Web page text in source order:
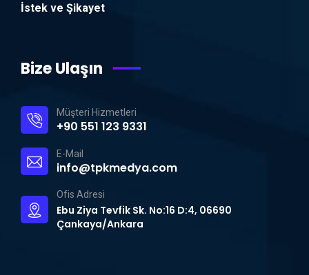
İstek ve Şikayet
Bize Ulaşın
Müşteri Hizmetleri
+90 551 123 9331
E-Mail
info@tpkmedya.com
Ofis Adresi
Ebu Ziya Tevfik Sk. No:16 D:4, 06690
Çankaya/Ankara